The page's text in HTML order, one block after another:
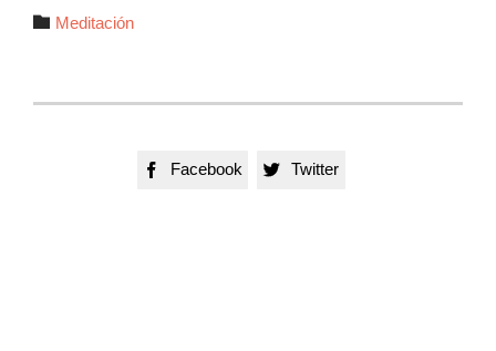
 Autor
Meditación
 Facebook  Twitter